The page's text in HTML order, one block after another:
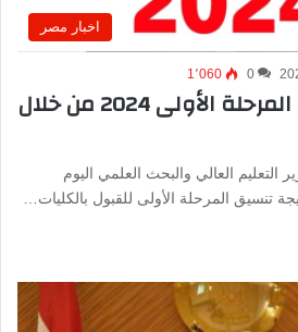
اخبار مصر
0 1٬060
إعلان نتيجة تنسيق المرحلة الأولى 2024 من خلال
التعليم العالي والبحث العلمي اليوم
تنسيق المرحلة الأولى للقبول بالكليات…